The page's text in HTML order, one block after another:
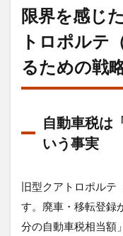
限界を感じ
トロポルテ
るための戦
自動車税は
いう事実
旧型クアトロポルテ
す。廃車・移転登録
分の自動車税相当額